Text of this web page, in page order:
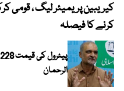
کرنے کا فیصلہ
الرحمان